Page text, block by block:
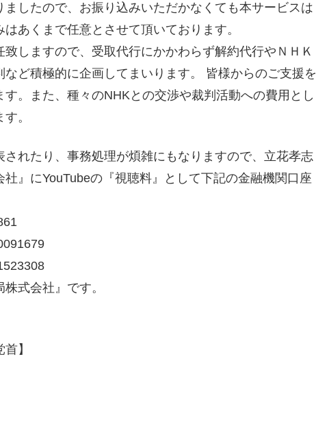
したので、お振り込みいただかなくても本サービスは
あくまで任意とさせて頂いております。
しますので、受取代行にかかわらず解約代行やＮＨＫ
ど積極的に企画してまいります。 皆様からのご支援を
。また、種々のNHKとの交渉や裁判活動への費用とし
。
れたり、事務処理が煩雑にもなりますので、立花孝志
』にYouTubeの『視聴料』として下記の金融機関口座
式会社』です。
】